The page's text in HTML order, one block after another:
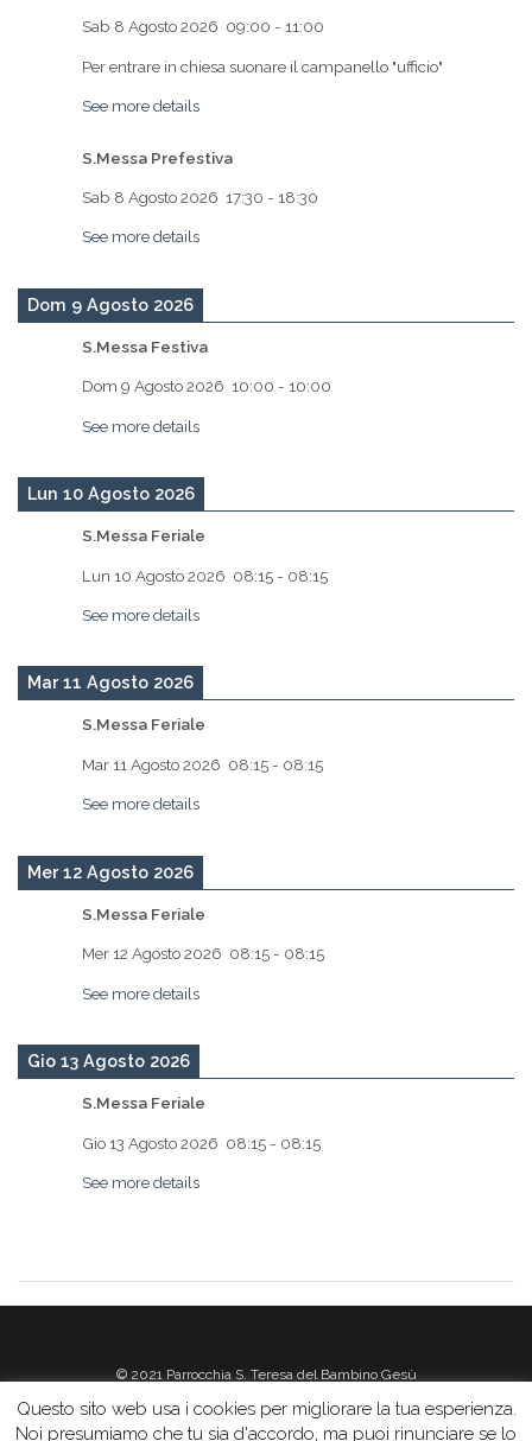
Sab 8 Agosto 2026 09:00 - 11:00
Per entrare in chiesa suonare il campanello "ufficio"
See more details
S.Messa Prefestiva
Sab 8 Agosto 2026 17:30 - 18:30
See more details
Dom 9 Agosto 2026
S.Messa Festiva
Dom 9 Agosto 2026 10:00 - 10:00
See more details
Lun 10 Agosto 2026
S.Messa Feriale
Lun 10 Agosto 2026 08:15 - 08:15
See more details
Mar 11 Agosto 2026
S.Messa Feriale
Mar 11 Agosto 2026 08:15 - 08:15
See more details
Mer 12 Agosto 2026
S.Messa Feriale
Mer 12 Agosto 2026 08:15 - 08:15
See more details
Gio 13 Agosto 2026
S.Messa Feriale
Gio 13 Agosto 2026 08:15 - 08:15
See more details
© 2021 Parrocchia S. Teresa del Bambino Gesù
Questo sito web usa i cookies per migliorare la tua esperienza.
Noi presumiamo che tu sia d'accordo, ma puoi rinunciare se lo